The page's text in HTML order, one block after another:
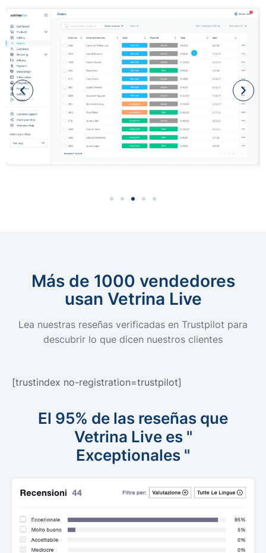
Más de 1000 vendedores
usan Vetrina Live
Lea nuestras reseñas verificadas en Trustpilot para
descubrir lo que dicen nuestros clientes
[trustindex no-registration=trustpilot]
El 95% de las reseñas que
Vetrina Live es "
Exceptionales "